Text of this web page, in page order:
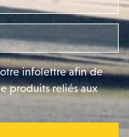
infolettre afin de
produits reliés aux